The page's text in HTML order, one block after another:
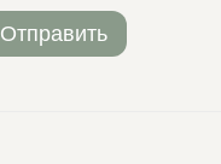
Отправить